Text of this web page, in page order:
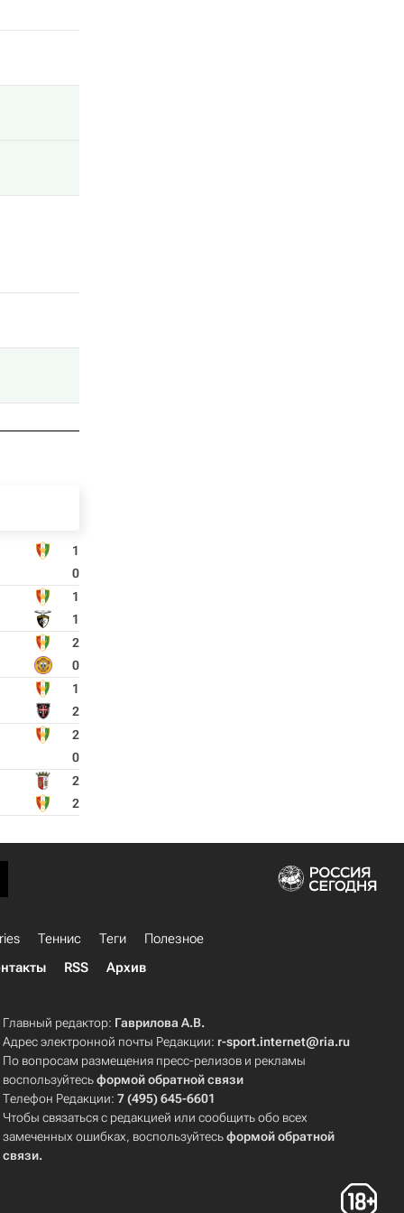
1
0
1
1
2
0
1
2
2
0
2
2
Теннис Теги
Полезное
RSS Архив
Главный редактор: Гаврилова А.В.
Адрес электронной почты Редакции: r-sport.internet@ria.ru
По вопросам размещения пресс-релизов и рекламы
воспользуйтесьформой обратной связи
Телефон Редакции:7 (495) 645-6601
Чтобы связаться с редакцией или сообщить обо всех
замеченных ошибках, воспользуйтесьформой обратной
связи.